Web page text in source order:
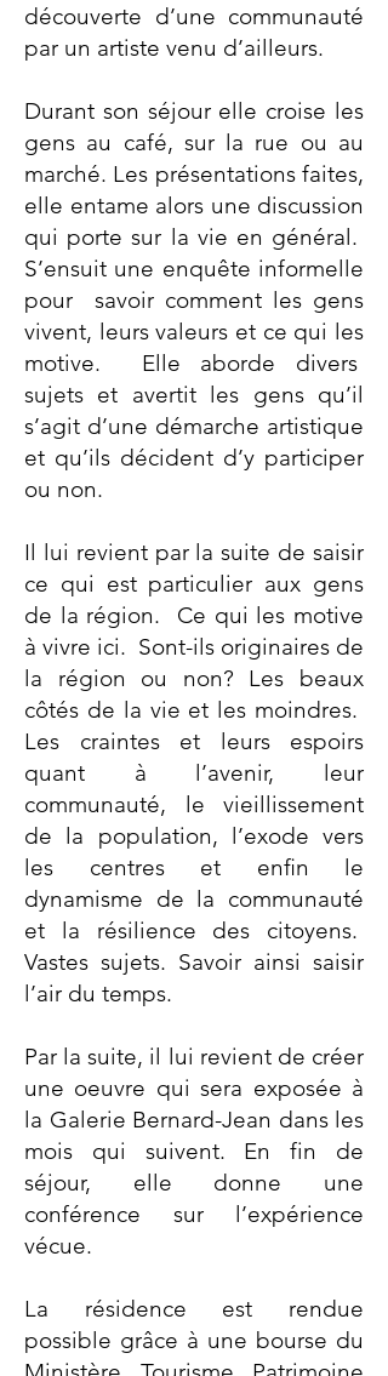
découverte d’une communauté
par un artiste venu d’ailleurs.
Durant son séjour elle croise les
gens au café, sur la rue ou au
marché. Les présentations faites,
elle entame alors une discussion
qui porte sur la vie en général.
S’ensuit une enquête informelle
pour savoir comment les gens
vivent, leurs valeurs et ce qui les
motive. Elle aborde divers
sujets et avertit les gens qu’il
s’agit d’une démarche artistique
et qu’ils décident d’y participer
ou non.
Il lui revient par la suite de saisir
ce qui est particulier aux gens
de la région. Ce qui les motive
à vivre ici. Sont-ils originaires de
la région ou non? Les beaux
côtés de la vie et les moindres.
Les craintes et leurs espoirs
quant à l’avenir, leur
communauté, le vieillissement
de la population, l’exode vers
les centres et enﬁn le
dynamisme de la communauté
et la résilience des citoyens.
Vastes sujets. Savoir ainsi saisir
l’air du temps.
Par la suite, il lui revient de créer
une oeuvre qui sera exposée à
la Galerie Bernard-Jean dans les
mois qui suivent. En fin de
séjour, elle donne une
conférence sur l’expérience
vécue.
La résidence est rendue
possible grâce à une bourse du